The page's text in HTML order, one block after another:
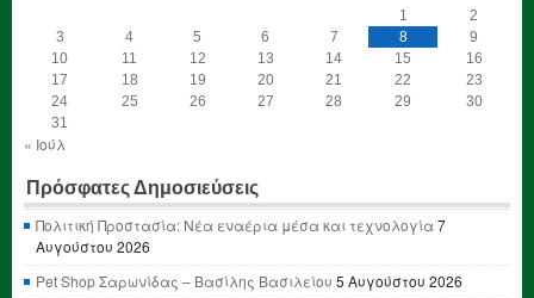
1
2
3
4 5 6 7 8
9
10
11 12 13 14 15
16
17
18 19 20 21 22
23
24
25 26 27 28 29
30
31
« Ιούλ
Πρόσφατες Δημοσιεύσεις
Πολιτική Προστασία: Νέα εναέρια μέσα και τεχνολογία7
Αυγούστου 2026
Pet Shop Σαρωνίδας – Βασίλης Βασιλείου 5 Αυγούστου 2026